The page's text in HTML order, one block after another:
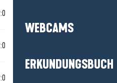
WEBCAMS
ERKUNDUNGSBUCH